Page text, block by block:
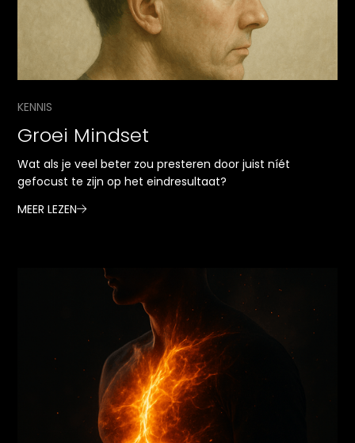
KENNIS
Groei Mindset
Wat als je veel beter zou presteren door juist níét
gefocust te zijn op het eindresultaat?
MEER LEZEN